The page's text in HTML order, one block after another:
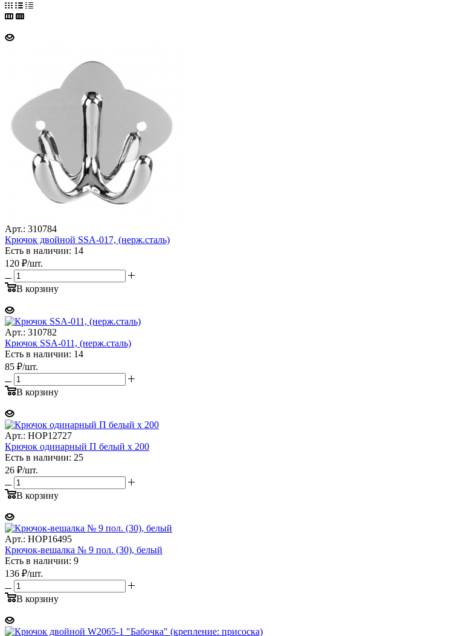
Арт.: 310784
Крючок двойной SSA-017, (нерж.сталь)
Есть в наличии: 14
120 ₽/шт.
В корзину
Арт.: 310782
Крючок SSA-011, (нерж.сталь)
Есть в наличии: 14
85 ₽/шт.
В корзину
Арт.: НОР12727
Крючок одинарный П белый х 200
Есть в наличии: 25
26 ₽/шт.
В корзину
Арт.: НОР16495
Крючок-вешалка № 9 пол. (30), белый
Есть в наличии: 9
136 ₽/шт.
В корзину